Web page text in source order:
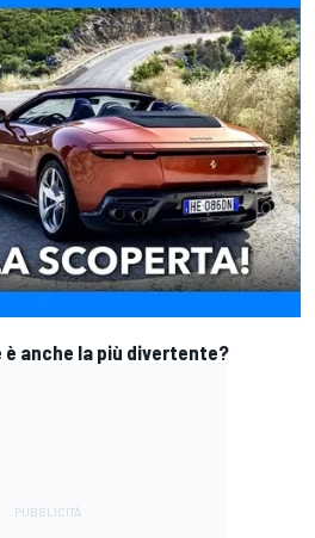
anche la più divertente?